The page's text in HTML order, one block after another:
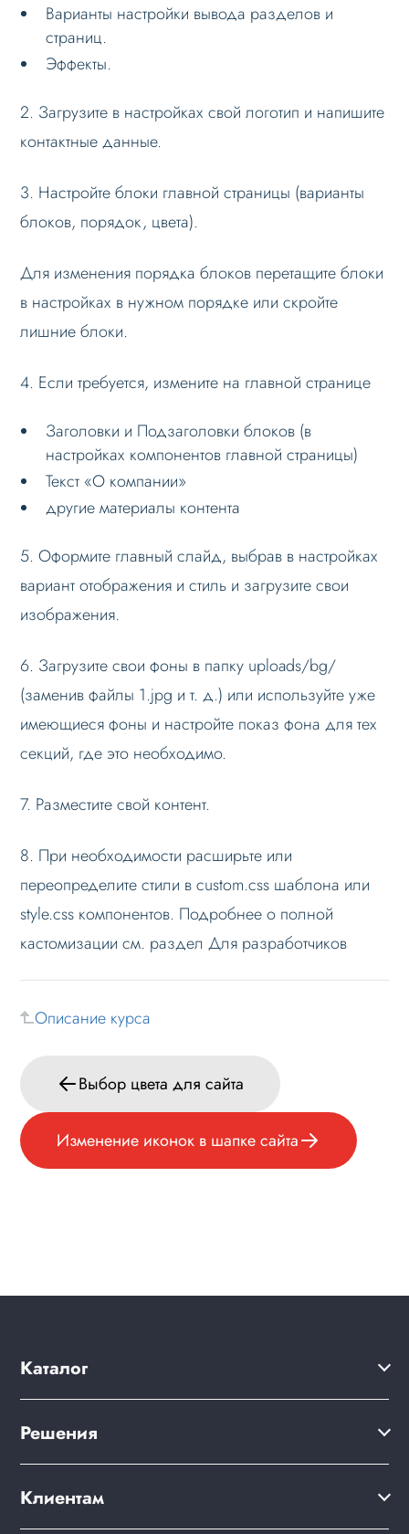
Варианты настройки вывода разделов и
страниц.
Эффекты.
2. Загрузите в настройках свой логотип и напишите
контактные данные.
3. Настройте блоки главной страницы (варианты
блоков, порядок, цвета).
Для изменения порядка блоков перетащите блоки
в настройках в нужном порядке или скройте
лишние блоки.
4. Если требуется, измените на главной странице
Заголовки и Подзаголовки блоков (в
настройках компонентов главной страницы)
Текст «О компании»
другие материалы контента
5. Оформите главный слайд, выбрав в настройках
вариант отображения и стиль и загрузите свои
изображения.
6. Загрузите свои фоны в папку uploads/bg/
(заменив файлы 1.jpg и т. д.) или используйте уже
имеющиеся фоны и настройте показ фона для тех
секций, где это необходимо.
7. Разместите свой контент.
8. При необходимости расширьте или
переопределите стили в custom.css шаблона или
style.css компонентов. Подробнее о полной
кастомизации см. раздел Для разработчиков
Описание курса
Выбор цвета для сайта
Изменение иконок в шапке сайта
Каталог
Решения
Акции
Решения
Сайт компании
Готовый интернет-магазин
Клиентам